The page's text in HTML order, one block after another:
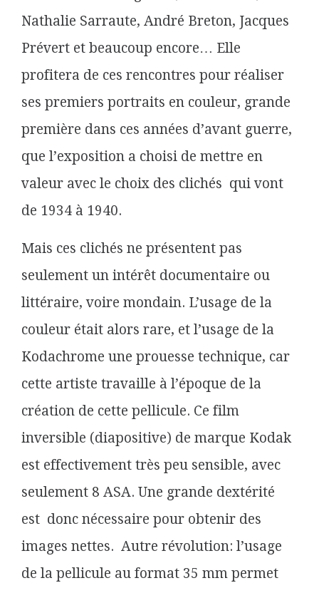
Nathalie Sarraute, André Breton, Jacques
Prévert et beaucoup encore… Elle
profitera de ces rencontres pour réaliser
ses premiers portraits en couleur, grande
première dans ces années d’avant guerre,
que l’exposition a choisi de mettre en
valeur avec le choix des clichés qui vont
de 1934 à 1940.
Mais ces clichés ne présentent pas
seulement un intérêt documentaire ou
littéraire, voire mondain. L’usage de la
couleur était alors rare, et l’usage de la
Kodachrome une prouesse technique, car
cette artiste travaille à l’époque de la
création de cette pellicule. Ce film
inversible (diapositive) de marque Kodak
est effectivement très peu sensible, avec
seulement 8 ASA. Une grande dextérité
est donc nécessaire pour obtenir des
images nettes. Autre révolution: l’usage
de la pellicule au format 35 mm permet